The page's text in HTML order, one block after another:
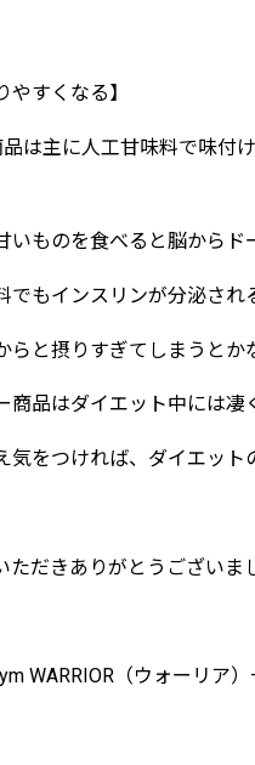
やすくなる】
は主に人工甘味料で味付
いものを食べると脳から
でもインスリンが分泌さ
らと摂りすぎてしまうとか
商品はダイエット中には
気をつければ、ダイエット
ただきありがとうございま
WARRIOR（ウォーリア